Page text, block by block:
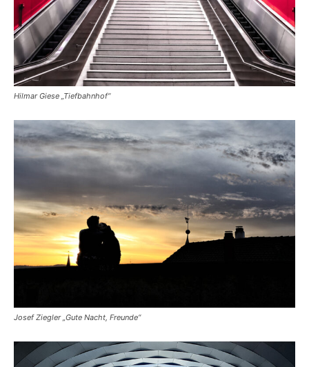
Hilmar Giese „Tiefbahnhof“
Josef Ziegler „Gute Nacht, Freunde“